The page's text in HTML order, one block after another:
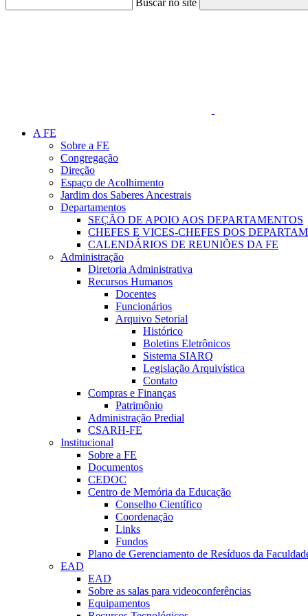
Buscar no site
A FE
Sobre a FE
Congregação
Direção
Espaço de Acolhimento
Jardim dos Saberes Ancestrais
Departamentos
SEÇÃO DE APOIO AOS DEPARTAMENTOS
CHEFES E VICES-CHEFES DOS
CALENDÁRIOS DE REUNIÕES DA FE
Administração
Diretoria Administrativa
Recursos Humanos
Docentes
Funcionários
Arquivo Setorial
Histórico
Boletins Eletrônicos
Sistema SIARQ
Legislação Arquivística
Contato
Compras e Finanças
Patrimônio
Administração Predial
CSARH-FE
Institucional
Sobre a FE
Documentos
CEDOC
Centro de Memória da Educação
Conselho Científico
Coordenação
Links
Fundos
Plano de Gerenciamento de Resíduos da
EAD
EAD
Sobre as salas para videoconferências
Equipamentos